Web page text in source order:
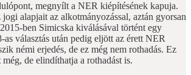
megnyílt a NER kiépítésének kapuja.
alapjait az alkotmányozással, aztán gyorsan
ben Simicska kiválásával történt egy
as választás után pedig eljött az érett NER
némi erjedés, de ez még nem rothadás. Ez
még, de elindíthatja a rothadást is.